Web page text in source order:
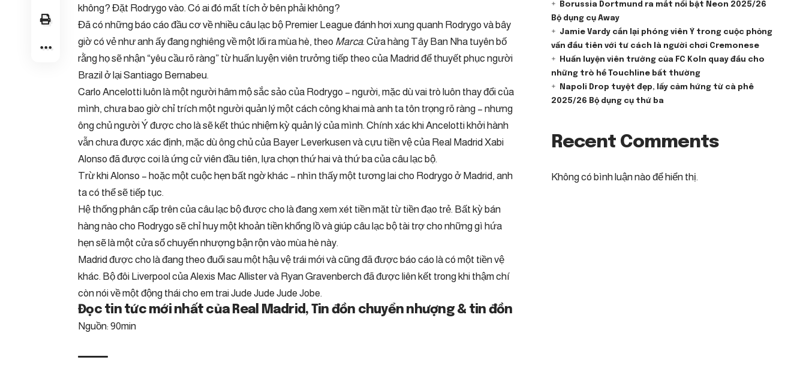
không? Đặt Rodrygo vào. Có ai đó mất tích ở bên phải không?
Đã có những báo cáo đầu cơ về nhiều câu lạc bộ Premier League đánh hơi xung quanh Rodrygo và bây
giờ có vẻ như anh ấy đang nghiêng về một lối ra mùa hè, theo Marca. Cửa hàng Tây Ban Nha tuyên bố
rằng họ sẽ nhận “yêu cầu rõ ràng” từ huấn luyện viên trưởng tiếp theo của Madrid để thuyết phục người
Brazil ở lại Santiago Bernabeu.
Carlo Ancelotti luôn là một người hâm mộ sắc sảo của Rodrygo – người, mặc dù vai trò luôn thay đổi của
mình, chưa bao giờ chỉ trích một người quản lý một cách công khai mà anh ta tôn trọng rõ ràng – nhưng
ông chủ người Ý được cho là sẽ kết thúc nhiệm kỳ quản lý của mình. Chính xác khi Ancelotti khởi hành
vẫn chưa được xác định, mặc dù ông chủ của Bayer Leverkusen và cựu tiền vệ của Real Madrid Xabi
Alonso đã được coi là ứng cử viên đầu tiên, lựa chọn thứ hai và thứ ba của câu lạc bộ.
Trừ khi Alonso – hoặc một cuộc hẹn bất ngờ khác – nhìn thấy một tương lai cho Rodrygo ở Madrid, anh
ta có thể sẽ tiếp tục.
Hệ thống phân cấp trên của câu lạc bộ được cho là đang xem xét tiền mặt từ tiền đạo trẻ. Bất kỳ bán
hàng nào cho Rodrygo sẽ chỉ huy một khoản tiền khổng lồ và giúp câu lạc bộ tài trợ cho những gì hứa
hẹn sẽ là một cửa sổ chuyển nhượng bận rộn vào mùa hè này.
Madrid được cho là đang theo đuổi sau một hậu vệ trái mới và cũng đã được báo cáo là có một tiền vệ
khác. Bộ đôi Liverpool của Alexis Mac Allister và Ryan Gravenberch đã được liên kết trong khi thậm chí
còn nói về một động thái cho em trai Jude Jude Jude Jobe.
Đọc tin tức mới nhất của Real Madrid, Tin đồn chuyển nhượng & tin đồn
Nguồn: 90min
Borussia Dortmund ra mắt nổi bật Neon 2025/26
Bộ dụng cụ Away
Jamie Vardy cắn lại phóng viên Ý trong cuộc phỏng
vấn đầu tiên với tư cách là người chơi Cremonese
Huấn luyện viên trưởng của FC Koln quay đầu cho
những trò hề Touchline bất thường
Napoli Drop tuyệt đẹp, lấy cảm hứng từ cà phê
2025/26 Bộ dụng cụ thứ ba
Recent Comments
Không có bình luận nào để hiển thị.